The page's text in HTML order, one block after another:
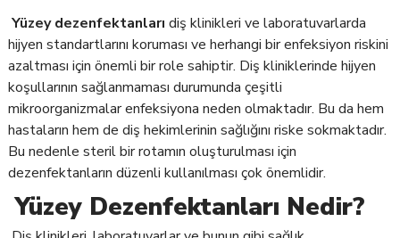
Yüzey dezenfektanları diş klinikleri ve laboratuvarlarda
hijyen standartlarını koruması ve herhangi bir enfeksiyon riskini
azaltması için önemli bir role sahiptir. Diş kliniklerinde hijyen
koşullarının sağlanmaması durumunda çeşitli
mikroorganizmalar enfeksiyona neden olmaktadır. Bu da hem
hastaların hem de diş hekimlerinin sağlığını riske sokmaktadır.
Bu nedenle steril bir rotamın oluşturulması için
dezenfektanların düzenli kullanılması çok önemlidir.
Yüzey Dezenfektanları Nedir?